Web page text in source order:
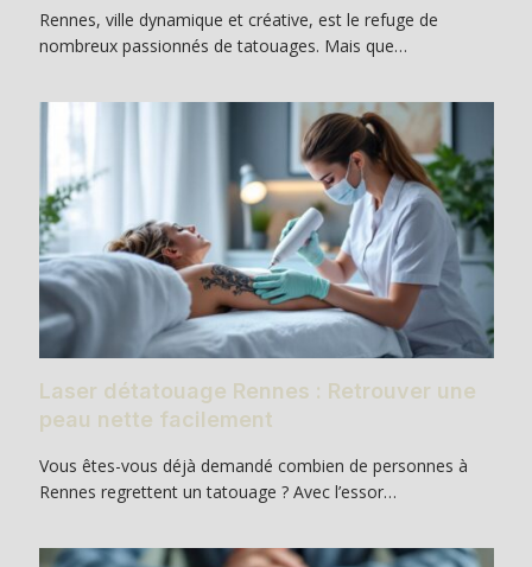
Rennes, ville dynamique et créative, est le refuge de
nombreux passionnés de tatouages. Mais que…
Laser détatouage Rennes : Retrouver une
peau nette facilement
Vous êtes-vous déjà demandé combien de personnes à
Rennes regrettent un tatouage ? Avec l’essor…